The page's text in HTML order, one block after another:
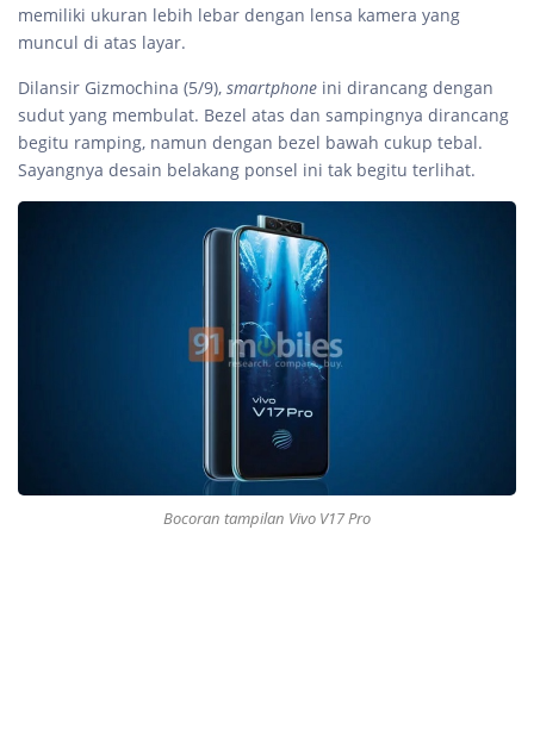
memiliki ukuran lebih lebar dengan lensa kamera yang
muncul di atas layar.
Dilansir Gizmochina (5/9), smartphone ini dirancang dengan
sudut yang membulat. Bezel atas dan sampingnya dirancang
begitu ramping, namun dengan bezel bawah cukup tebal.
Sayangnya desain belakang ponsel ini tak begitu terlihat.
Bocoran tampilan Vivo V17 Pro